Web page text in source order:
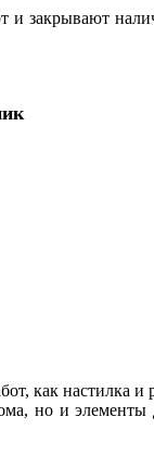
закрывают
как настилка и
но и